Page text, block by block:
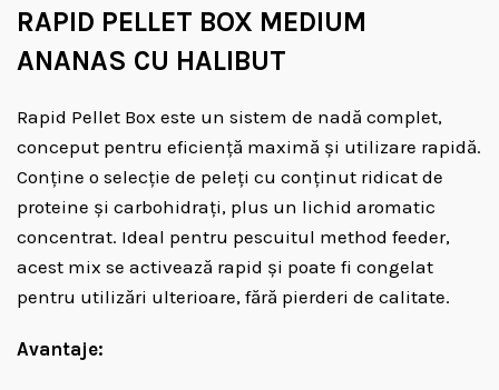
RAPID PELLET BOX MEDIUM
ANANAS CU HALIBUT
Rapid Pellet Box este un sistem de nadă complet,
conceput pentru eficiență maximă și utilizare rapidă.
Conține o selecție de peleți cu conținut ridicat de
proteine și carbohidrați, plus un lichid aromatic
concentrat. Ideal pentru pescuitul method feeder,
acest mix se activează rapid și poate fi congelat
pentru utilizări ulterioare, fără pierderi de calitate.
Avantaje: